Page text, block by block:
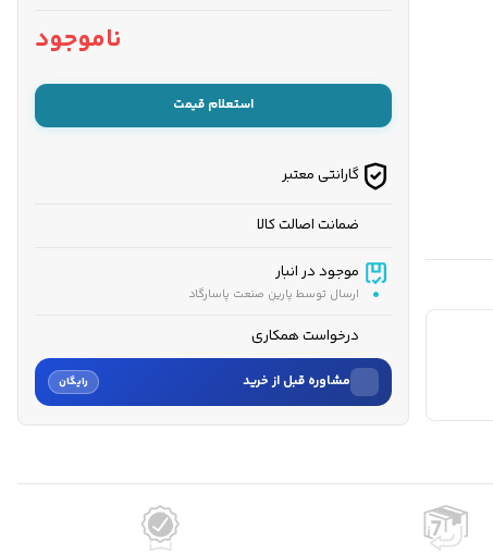
ناموجود
استعلام قیمت
گارانتی معتبر
ضمانت اصالت کالا
موجود در انبار
ارسال توسط پارین صنعت پاسارگاد
درخواست همکاری
مشاوره قبل از خرید رایگان
نام
نام خانوادگی